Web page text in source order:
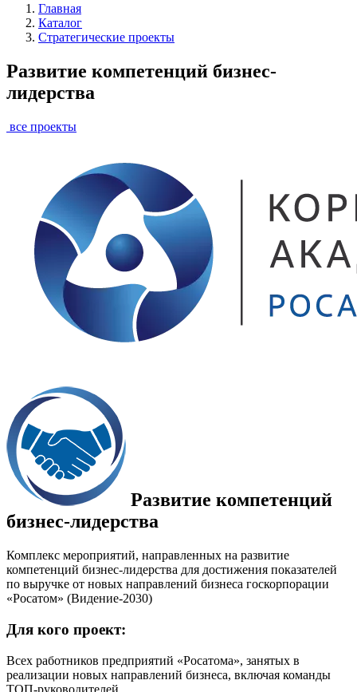
Главная
Каталог
Стратегические проекты
Развитие компетенций бизнес-
лидерства
все проекты
Развитие компетенций
бизнес-лидерства
Комплекс мероприятий, направленных на развитие
компетенций бизнес-лидерства для достижения показателей
по выручке от новых направлений бизнеса госкорпорации
«Росатом» (Видение-2030)
Для кого проект:
Всех работников предприятий «Росатома», занятых в
реализации новых направлений бизнеса, включая команды
ТОП-руководителей